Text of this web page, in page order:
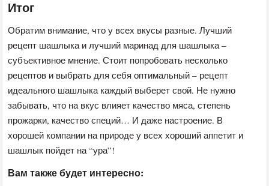
Итог
Обратим внимание, что у всех вкусы разные. Лучший
рецепт шашлыка и лучший маринад для шашлыка –
субъективное мнение. Стоит попробовать несколько
рецептов и выбрать для себя оптимальный – рецепт
идеального шашлыка каждый выберет свой. Не нужно
забывать, что на вкус влияет качество мяса, степень
прожарки, качество специй… И даже настроение. В
хорошей компании на природе у всех хороший аппетит и
шашлык пойдет на “ура”!
Вам также будет интересно: